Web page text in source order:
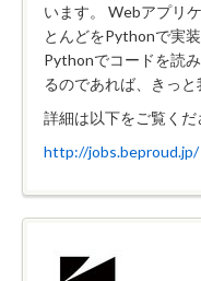
います。 Webアプリ
とんどをPythonで実
Pythonでコードを読
るのであれば、きっ
詳細は以下をご覧くだ
http://jobs.beproud.jp/